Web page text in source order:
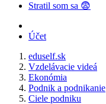
Stratil som sa 😨
Účet
eduself.sk
Vzdelávacie videá
Ekonómia
Podnik a podnikanie
Ciele podniku